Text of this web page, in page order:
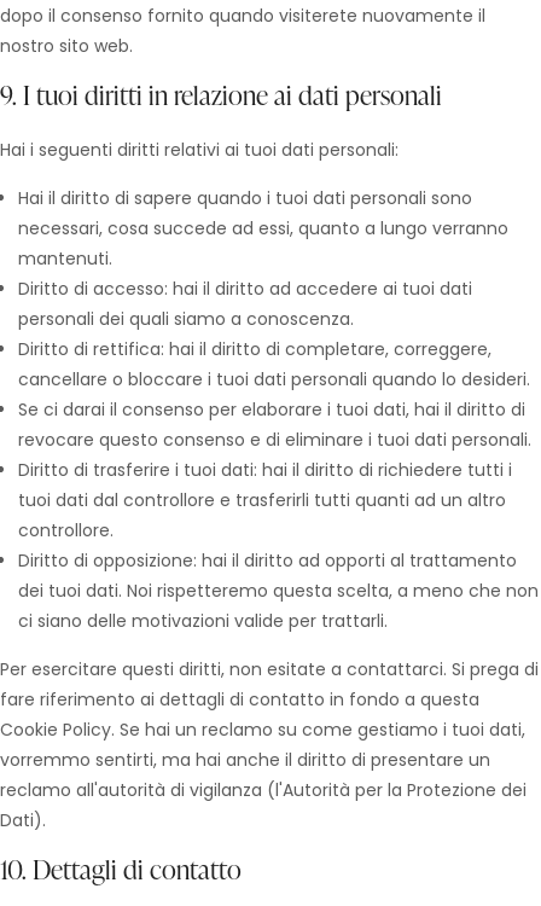
dopo il consenso fornito quando visiterete nuovamente il
nostro sito web.
9. I tuoi diritti in relazione ai dati personali
Hai i seguenti diritti relativi ai tuoi dati personali:
Hai il diritto di sapere quando i tuoi dati personali sono
necessari, cosa succede ad essi, quanto a lungo verranno
mantenuti.
Diritto di accesso: hai il diritto ad accedere ai tuoi dati
personali dei quali siamo a conoscenza.
Diritto di rettifica: hai il diritto di completare, correggere,
cancellare o bloccare i tuoi dati personali quando lo desideri.
Se ci darai il consenso per elaborare i tuoi dati, hai il diritto di
revocare questo consenso e di eliminare i tuoi dati personali.
Diritto di trasferire i tuoi dati: hai il diritto di richiedere tutti i
tuoi dati dal controllore e trasferirli tutti quanti ad un altro
controllore.
Diritto di opposizione: hai il diritto ad opporti al trattamento
dei tuoi dati. Noi rispetteremo questa scelta, a meno che non
ci siano delle motivazioni valide per trattarli.
Per esercitare questi diritti, non esitate a contattarci. Si prega di
fare riferimento ai dettagli di contatto in fondo a questa
Cookie Policy. Se hai un reclamo su come gestiamo i tuoi dati,
vorremmo sentirti, ma hai anche il diritto di presentare un
reclamo all'autorità di vigilanza (l'Autorità per la Protezione dei
Dati).
10. Dettagli di contatto